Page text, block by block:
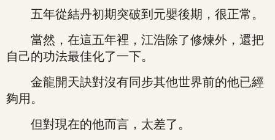
五年從結丹初期突破到元嬰後期，很正常。
當然，在這五年裡，江浩除了修煉外，還把
自己的功法最佳化了一下。
金龍開天訣對沒有同步其他世界前的他已經
夠用。
但對現在的他而言，太差了。